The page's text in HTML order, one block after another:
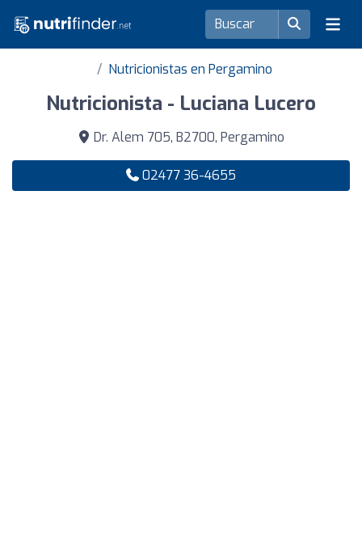
Nutricionistas en Pergamino
Nutricionista - Luciana Lucero
Dr. Alem 705, B2700, Pergamino
02477 36-4655